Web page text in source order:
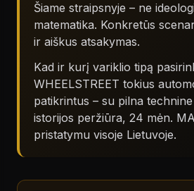
Šiame straipsnyje – ne
matematika. Konkretūs
ir aiškus atsakymas.
Kad ir kurį variklio tipą
WHEELSTREET tokius
patikrintus – su pilna
istorijos peržiūra, 24 mėn.
pristatymu visoje Lietuvoje.